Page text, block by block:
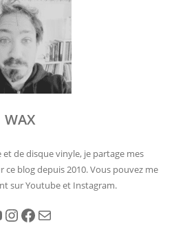
WAX
de disque vinyle, je partage mes
blog depuis 2010. Vous pouvez me
sur Youtube et Instagram.
Instagram Facebook